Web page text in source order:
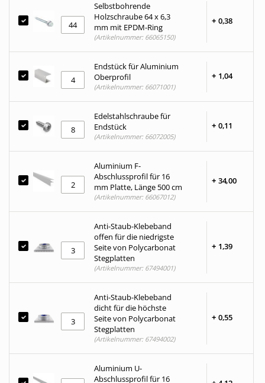
Selbstbohrende
Holzschraube 64 x 6,3
mm mit EPDM-Ring
+ 0,38
(Artikelnummer: 66065150)
Endstück für Aluminium
Oberprofil
+ 1,04
(Artikelnummer: 66071001)
Edelstahlschraube für
Endstück
+ 0,11
(Artikelnummer: 66072005)
Aluminium F-
Abschlussprofil für 16
mm Platte, Länge 500 cm
+ 34,00
(Artikelnummer: 66067012)
Anti-Staub-Klebeband
offen für die niedrigste
Seite von Polycarbonat
Stegplatten
+ 1,39
(Artikelnummer: 67494001)
Anti-Staub-Klebeband
dicht für die höchste
Seite von Polycarbonat
Stegplatten
+ 0,55
(Artikelnummer: 67494002)
Aluminium U-
Abschlussprofil für 16